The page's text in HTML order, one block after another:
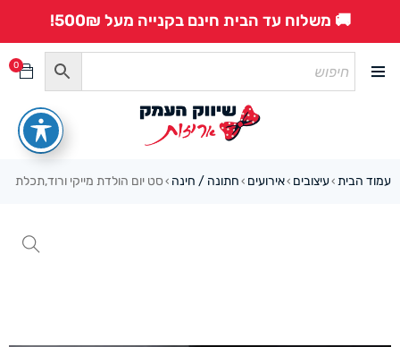
🚚 משלוח עד הבית חינם בקנייה מעל 500₪!
0
עמוד הבית ›עיצובים ›אירועים › חתונה / חינה › סט יום הולדת מייקי ורוד,תכלת